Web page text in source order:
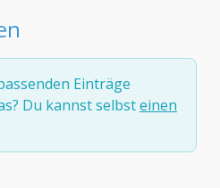
Einträge
Du kannst selbsteinen